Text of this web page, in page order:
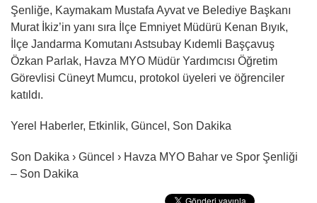
Şenliğe, Kaymakam Mustafa Ayvat ve Belediye Başkanı
Murat İkiz’in yanı sıra İlçe Emniyet Müdürü Kenan Bıyık,
İlçe Jandarma Komutanı Astsubay Kıdemli Başçavuş
Özkan Parlak, Havza MYO Müdür Yardımcısı Öğretim
Görevlisi Cüneyt Mumcu, protokol üyeleri ve öğrenciler
katıldı.
Yerel Haberler, Etkinlik, Güncel, Son Dakika
Son Dakika › Güncel › Havza MYO Bahar ve Spor Şenliği
– Son Dakika